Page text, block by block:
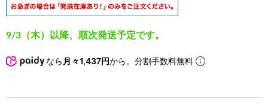
9/3（木）以降、順次発送予定です。
なら 月々1,437円から。分割手数料無料